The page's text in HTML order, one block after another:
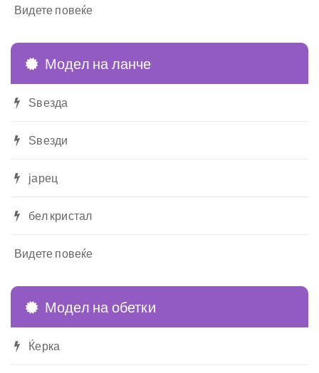
Видете повеќе
Модел на ланче
Ѕвезда
Ѕвезди
јарец
бел кристал
Видете повеќе
Модел на обетки
Ќерка